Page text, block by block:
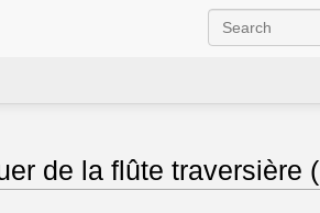
de la flûte traversière (